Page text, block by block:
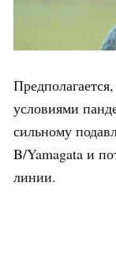
условиями
сильному
B/Yamagata и
линии.